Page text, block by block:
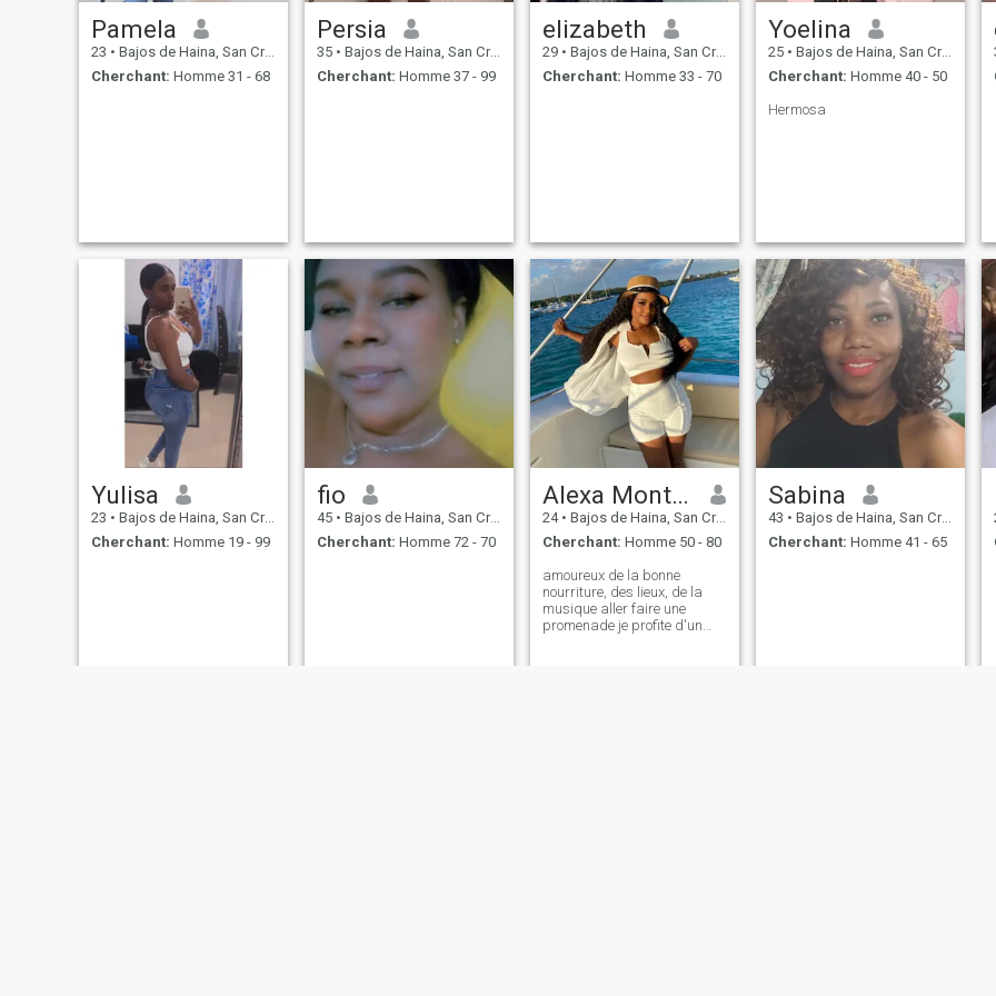
Pamela
23 • Bajos de Haina, San Cristóbal, Rep.Dominicaine
Cherchant: Homme 31 - 68
Persia
35 • Bajos de Haina, San Cristóbal, Rep.Dominicaine
Cherchant: Homme 37 - 99
elizabeth
29 • Bajos de Haina, San Cristóbal, Rep.Dominicaine
Cherchant: Homme 33 - 70
Yoelina
25 • Bajos de Haina, San Cristóbal, Rep.Dominicaine
Cherchant: Homme 40 - 50
Hermosa
Yulisa
23 • Bajos de Haina, San Cristóbal, Rep.Dominicaine
Cherchant: Homme 19 - 99
fio
45 • Bajos de Haina, San Cristóbal, Rep.Dominicaine
Cherchant: Homme 72 - 70
Alexa Montero
24 • Bajos de Haina, San Cristóbal, Rep.Dominicaine
Cherchant: Homme 50 - 80
amoureux de la bonne
nourriture, des lieux, de la
musique aller faire une
promenade je profite d'un
Sabina
43 • Bajos de Haina, San Cristóbal, Rep.Dominicaine
Cherchant: Homme 41 - 65